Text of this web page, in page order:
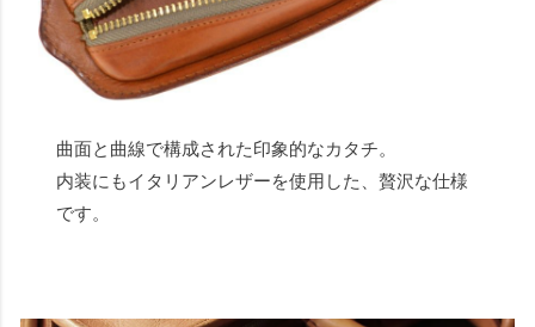
曲面と曲線で構成された印象的なカタチ。
内装にもイタリアンレザーを使用した、贅沢な仕様
です。